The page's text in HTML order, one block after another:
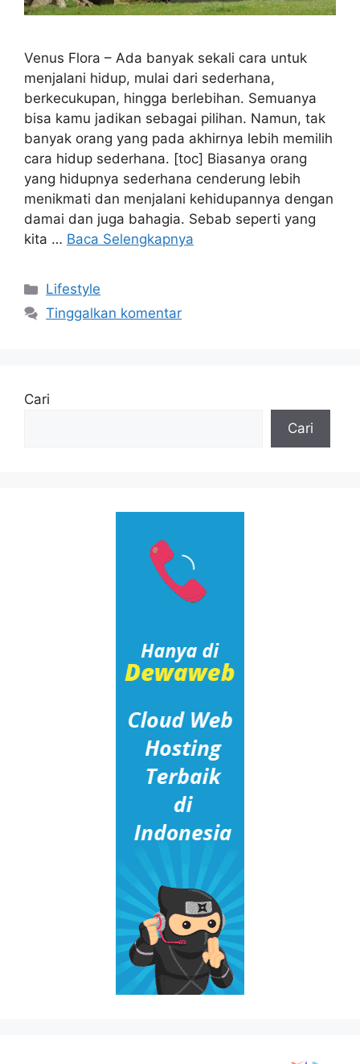
Venus Flora – Ada banyak sekali cara untuk
menjalani hidup, mulai dari sederhana,
berkecukupan, hingga berlebihan. Semuanya
bisa kamu jadikan sebagai pilihan. Namun, tak
banyak orang yang pada akhirnya lebih memilih
cara hidup sederhana. [toc] Biasanya orang
yang hidupnya sederhana cenderung lebih
menikmati dan menjalani kehidupannya dengan
damai dan juga bahagia. Sebab seperti yang
kita … Baca Selengkapnya
Kategori
Lifestyle
Tinggalkan komentar
Cari
Cari